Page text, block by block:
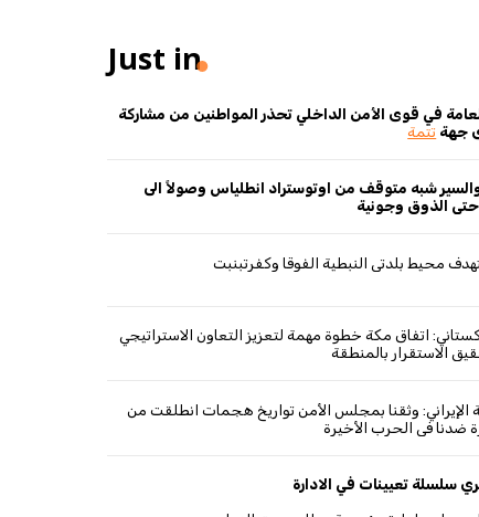
Just in
في قوى الأمن الداخلي تحذر المواطنين من مشاركة
تتمة
شبه متوقف من اوتوستراد انطلياس وصولاً الى
حتى الذوق وجونية
محيط بلدتي النبطية الفوقا وكفرتبنبت
اتفاق مكة خطوة مهمة لتعزيز التعاون الاستراتيجي
الاستقرار بالمنطقة
الإيراني: وثقنا بمجلس الأمن تواريخ هجمات انطلقت من
ضدنا في الحرب الأخيرة
سلسلة تعيينات في الادارة